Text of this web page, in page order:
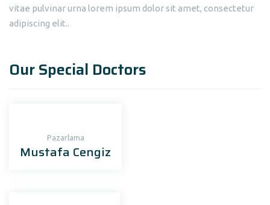
vitae pulvinar urna lorem ipsum dolor sit amet, consectetur
adipiscing elit..
Our Special Doctors
Pazarlama
Mustafa Cengiz